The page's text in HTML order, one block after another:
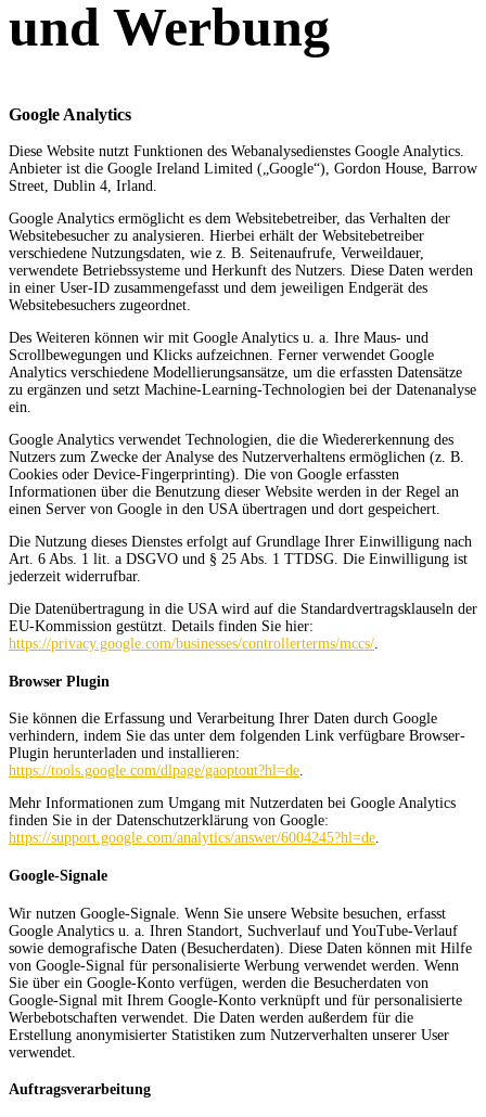
und Werbung
Google Analytics
Diese Website nutzt Funktionen des Webanalysedienstes Google Analytics.
Anbieter ist die Google Ireland Limited („Google“), Gordon House, Barrow
Street, Dublin 4, Irland.
Google Analytics ermöglicht es dem Websitebetreiber, das Verhalten der
Websitebesucher zu analysieren. Hierbei erhält der Websitebetreiber
verschiedene Nutzungsdaten, wie z. B. Seitenaufrufe, Verweildauer,
verwendete Betriebssysteme und Herkunft des Nutzers. Diese Daten werden
in einer User-ID zusammengefasst und dem jeweiligen Endgerät des
Websitebesuchers zugeordnet.
Des Weiteren können wir mit Google Analytics u. a. Ihre Maus- und
Scrollbewegungen und Klicks aufzeichnen. Ferner verwendet Google
Analytics verschiedene Modellierungsansätze, um die erfassten Datensätze
zu ergänzen und setzt Machine-Learning-Technologien bei der Datenanalyse
ein.
Google Analytics verwendet Technologien, die die Wiedererkennung des
Nutzers zum Zwecke der Analyse des Nutzerverhaltens ermöglichen (z. B.
Cookies oder Device-Fingerprinting). Die von Google erfassten
Informationen über die Benutzung dieser Website werden in der Regel an
einen Server von Google in den USA übertragen und dort gespeichert.
Die Nutzung dieses Dienstes erfolgt auf Grundlage Ihrer Einwilligung nach
Art. 6 Abs. 1 lit. a DSGVO und § 25 Abs. 1 TTDSG. Die Einwilligung ist
jederzeit widerrufbar.
Die Datenübertragung in die USA wird auf die Standardvertragsklauseln der
EU-Kommission gestützt. Details finden Sie hier:
https://privacy.google.com/businesses/controllerterms/mccs/.
Browser Plugin
Sie können die Erfassung und Verarbeitung Ihrer Daten durch Google
verhindern, indem Sie das unter dem folgenden Link verfügbare Browser-
Plugin herunterladen und installieren:
https://tools.google.com/dlpage/gaoptout?hl=de.
Mehr Informationen zum Umgang mit Nutzerdaten bei Google Analytics
finden Sie in der Datenschutzerklärung von Google:
https://support.google.com/analytics/answer/6004245?hl=de.
Google-Signale
Wir nutzen Google-Signale. Wenn Sie unsere Website besuchen, erfasst
Google Analytics u. a. Ihren Standort, Suchverlauf und YouTube-Verlauf
sowie demografische Daten (Besucherdaten). Diese Daten können mit Hilfe
von Google-Signal für personalisierte Werbung verwendet werden. Wenn
Sie über ein Google-Konto verfügen, werden die Besucherdaten von
Google-Signal mit Ihrem Google-Konto verknüpft und für personalisierte
Werbebotschaften verwendet. Die Daten werden außerdem für die
Erstellung anonymisierter Statistiken zum Nutzerverhalten unserer User
verwendet.
Auftragsverarbeitung